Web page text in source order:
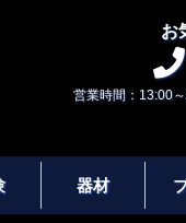
お
営業時間：13:00
器材